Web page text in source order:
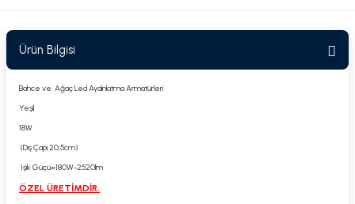
Ürün Bilgisi
Bahce ve Ağaç Led Aydınlatma Armatürleri
Yeşil
18W
(Dış Çapı 20,5cm)
Işık Güçü=180W-2520lm
ÖZEL ÜRETİMDİR.